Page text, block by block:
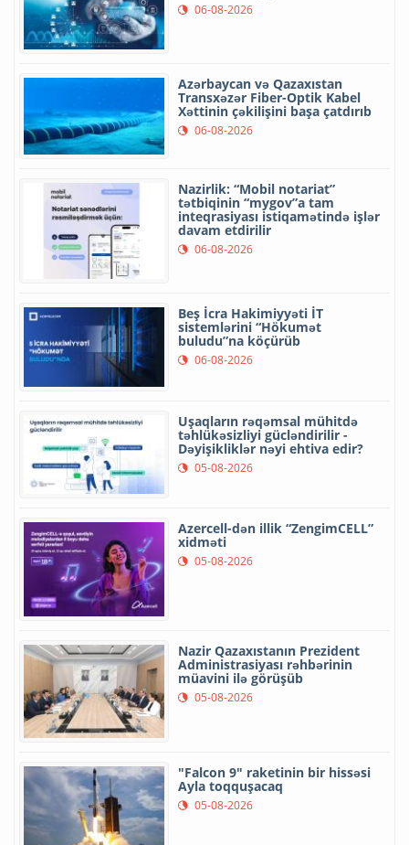
06-08-2026
Azərbaycan və Qazaxıstan
Transxəzər Fiber-Optik Kabel
Xəttinin çəkilişini başa çatdırıb
06-08-2026
Nazirlik: “Mobil notariat”
tətbiqinin “mygov”a tam
inteqrasiyası istiqamətində işlər
davam etdirilir
06-08-2026
Beş İcra Hakimiyyəti İT
sistemlərini “Hökumət
buludu”na köçürüb
06-08-2026
Uşaqların rəqəmsal mühitdə
təhlükəsizliyi gücləndirilir -
Dəyişikliklər nəyi ehtiva edir?
05-08-2026
Azercell-dən illik “ZengimCELL”
xidməti
05-08-2026
Nazir Qazaxıstanın Prezident
Administrasiyası rəhbərinin
müavini ilə görüşüb
05-08-2026
"Falcon 9" raketinin bir hissəsi
Ayla toqquşacaq
05-08-2026